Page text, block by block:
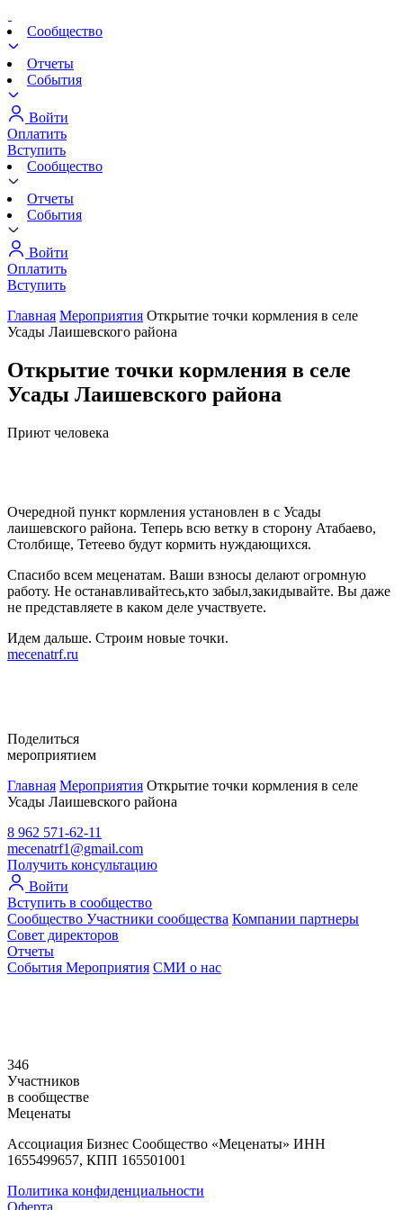
Сообщество
Отчеты
События
Войти
Оплатить
Вступить
Сообщество
Отчеты
События
Войти
Оплатить
Вступить
Главная Мероприятия Открытие точки кормления в селе
Усады Лаишевского района
Открытие точки кормления в селе
Усады Лаишевского района
Приют человека
Очередной пункт кормления установлен в с Усады
лаишевского района. Теперь всю ветку в сторону Атабаево,
Столбище, Тетеево будут кормить нуждающихся.
Спасибо всем меценатам. Ваши взносы делают огромную
работу. Не останавливайтесь,кто забыл,закидывайте. Вы даже
не представляете в каком деле участвуете.
Идем дальше. Строим новые точки.
mecenatrf.ru
Поделиться
мероприятием
Главная Мероприятия Открытие точки кормления в селе
Усады Лаишевского района
8 962 571-62-11
mecenatrf1@gmail.com
Получить консультацию
Войти
Вступить в сообщество
Сообщество Участники сообщества Компании партнеры
Совет директоров
Отчеты
События Мероприятия СМИ о нас
346
Участников
в сообществе
Меценаты
Ассоциация Бизнес Сообщество «Меценаты» ИНН
1655499657, КПП 165501001
Политика конфиденциальности
Оферта